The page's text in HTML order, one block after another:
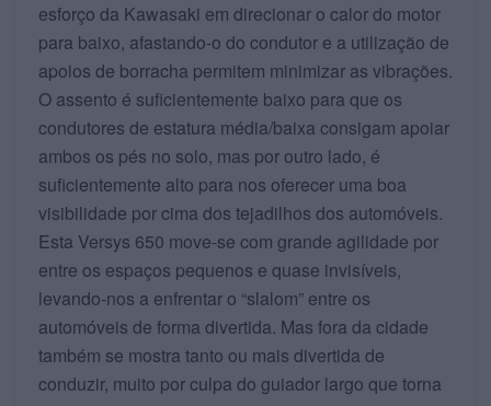
esforço da Kawasaki em direcionar o calor do motor
para baixo, afastando-o do condutor e a utilização de
apoios de borracha permitem minimizar as vibrações.
O assento é suficientemente baixo para que os
condutores de estatura média/baixa consigam apoiar
ambos os pés no solo, mas por outro lado, é
suficientemente alto para nos oferecer uma boa
visibilidade por cima dos tejadilhos dos automóveis.
Esta Versys 650 move-se com grande agilidade por
entre os espaços pequenos e quase invisíveis,
levando-nos a enfrentar o “slalom” entre os
automóveis de forma divertida. Mas fora da cidade
também se mostra tanto ou mais divertida de
conduzir, muito por culpa do guiador largo que torna